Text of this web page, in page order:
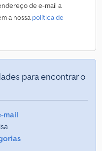
de e-mail a
a nossa política de
para encontrar o
mail